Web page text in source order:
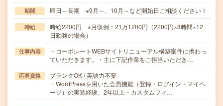
期間 即日～長期 ※9月～、10月～など開始日ご相談ください！
時給
時給2200円 ※月収例：21万1200円（2200円×8時間×12
日勤務の場合）
仕事内容
・コーポレートWEBサイトリニューアル構築案件に携わっ
ていただきます。・主に下記作業をご担当いただき…
応募資格
ブランクOK / 英語力不要
・WordPressを用いた会員機能（登録・ログイン・マイペ
ージ）の実装経験、2年以上・カスタムフィ…